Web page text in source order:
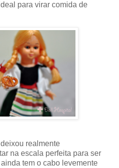
para virar comida de
realmente
na escala perfeita para ser
tem o cabo levemente